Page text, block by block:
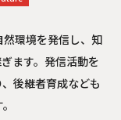
環境を発信し、知
ます。発信活動を
後継者育成なども